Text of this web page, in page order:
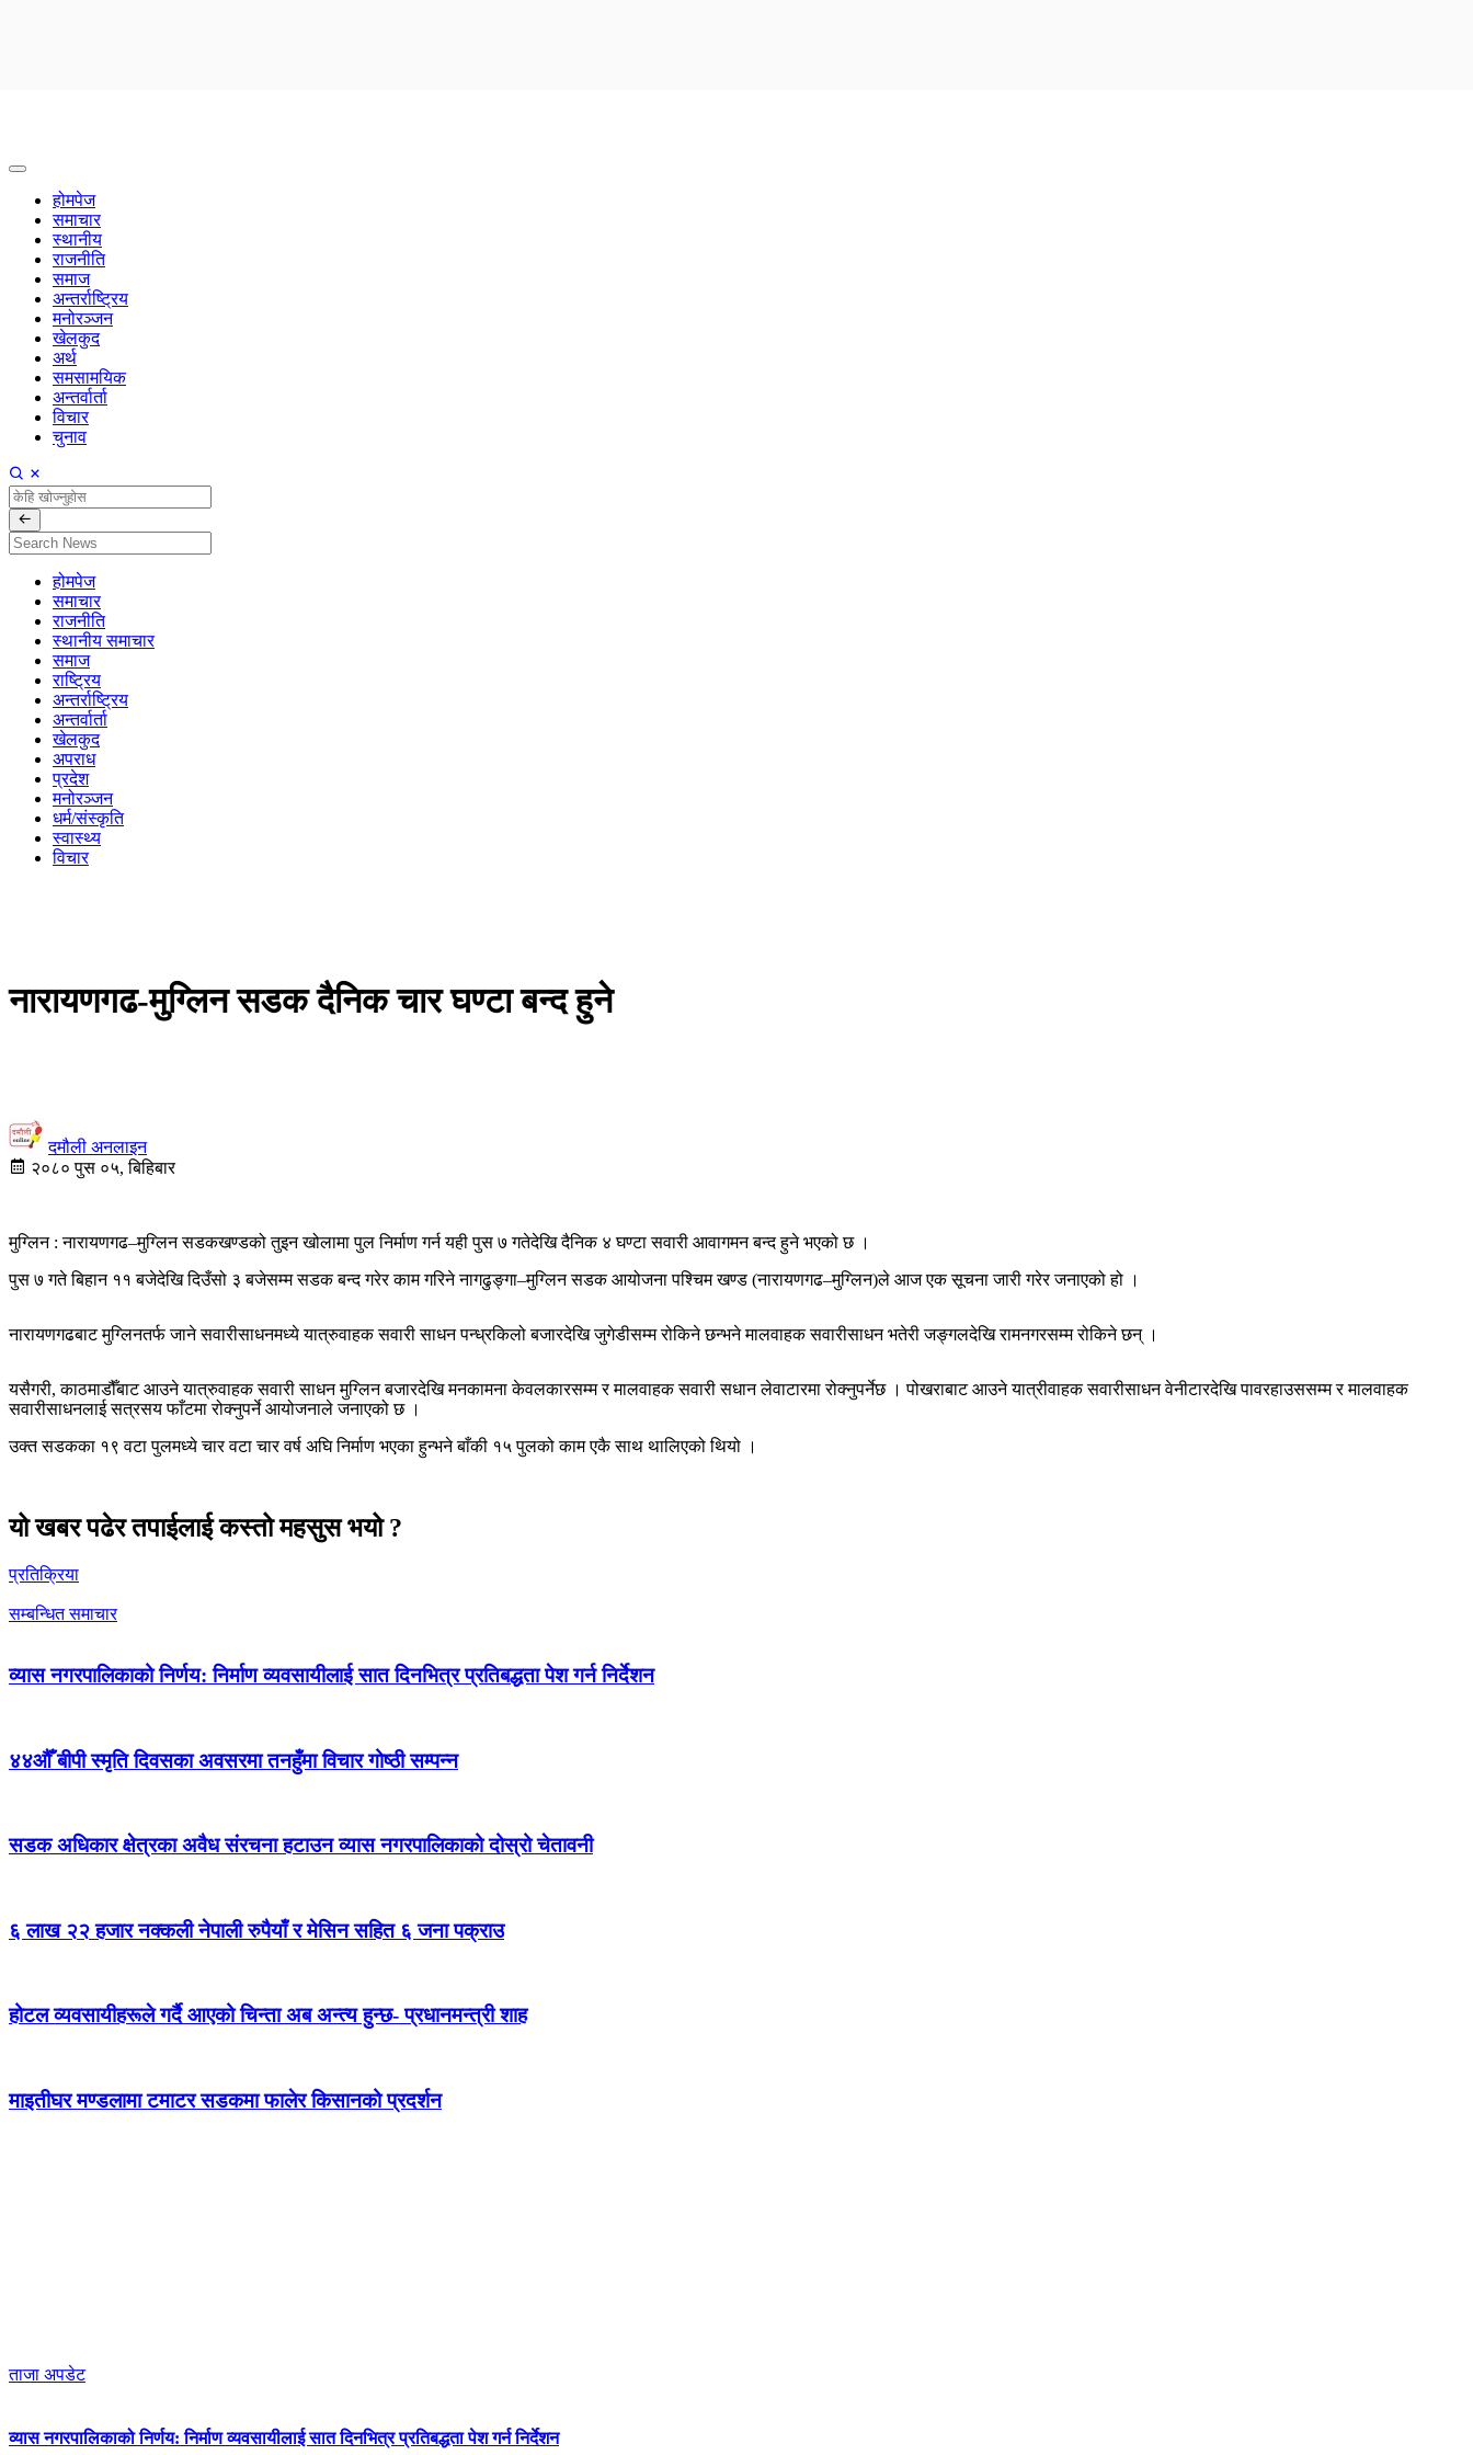
होमपेज
समाचार
स्थानीय
राजनीति
समाज
अन्तर्राष्ट्रिय
मनोरञ्जन
खेलकुद
अर्थ
समसामयिक
अन्तर्वार्ता
विचार
चुनाव
होमपेज
समाचार
राजनीति
स्थानीय समाचार
समाज
राष्ट्रिय
अन्तर्राष्ट्रिय
अन्तर्वार्ता
खेलकुद
अपराध
प्रदेश
मनोरञ्जन
धर्म/संस्कृति
स्वास्थ्य
विचार
नारायणगढ-मुग्लिन सडक दैनिक चार घण्टा बन्द हुने
दमौली अनलाइन
२०८० पुस ०५, बिहिबार
मुग्लिन : नारायणगढ–मुग्लिन सडकखण्डको तुइन खोलामा पुल निर्माण गर्न यही पुस ७ गतेदेखि दैनिक ४ घण्टा सवारी आवागमन बन्द हुने भएको छ ।
पुस ७ गते बिहान ११ बजेदेखि दिउँसो ३ बजेसम्म सडक बन्द गरेर काम गरिने नागढुङ्गा–मुग्लिन सडक आयोजना पश्चिम खण्ड (नारायणगढ–मुग्लिन)ले आज एक सूचना जारी गरेर जनाएको हो ।
नारायणगढबाट मुग्लिनतर्फ जाने सवारीसाधनमध्ये यात्रुवाहक सवारी साधन पन्ध्रकिलो बजारदेखि जुगेडीसम्म रोकिने छन्भने मालवाहक सवारीसाधन भतेरी जङ्गलदेखि रामनगरसम्म रोकिने छन् ।
यसैगरी, काठमाडौँबाट आउने यात्रुवाहक सवारी साधन मुग्लिन बजारदेखि मनकामना केवलकारसम्म र मालवाहक सवारी सधान लेवाटारमा रोक्नुपर्नेछ । पोखराबाट आउने यात्रीवाहक सवारीसाधन वेनीटारदेखि पावरहाउससम्म र मालवाहक
सवारीसाधनलाई सत्रसय फाँटमा रोक्नुपर्ने आयोजनाले जनाएको छ ।
उक्त सडकका १९ वटा पुलमध्ये चार वटा चार वर्ष अघि निर्माण भएका हुन्भने बाँकी १५ पुलको काम एकै साथ थालिएको थियो ।
यो खबर पढेर तपाईलाई कस्तो महसुस भयो ?
प्रतिक्रिया
सम्बन्धित समाचार
व्यास नगरपालिकाको निर्णय: निर्माण व्यवसायीलाई सात दिनभित्र प्रतिबद्धता पेश गर्न निर्देशन
४४औँ बीपी स्मृति दिवसका अवसरमा तनहुँमा विचार गोष्ठी सम्पन्न
सडक अधिकार क्षेत्रका अवैध संरचना हटाउन व्यास नगरपालिकाको दोस्रो चेतावनी
६ लाख २२ हजार नक्कली नेपाली रुपैयाँ र मेसिन सहित ६ जना पक्राउ
होटल व्यवसायीहरूले गर्दै आएको चिन्ता अब अन्त्य हुन्छ- प्रधानमन्त्री शाह
माइतीघर मण्डलामा टमाटर सडकमा फालेर किसानको प्रदर्शन
ताजा अपडेट
व्यास नगरपालिकाको निर्णय: निर्माण व्यवसायीलाई सात दिनभित्र प्रतिबद्धता पेश गर्न निर्देशन